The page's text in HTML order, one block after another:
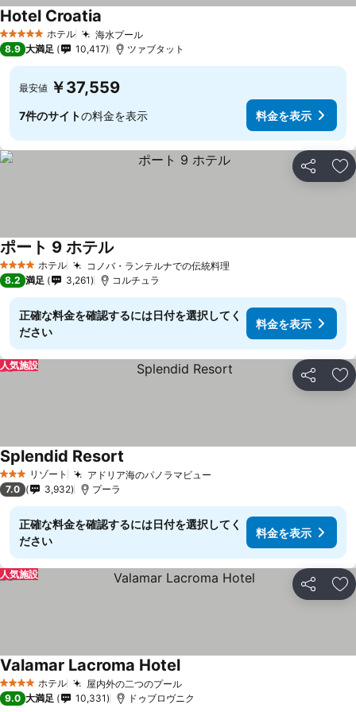
5 ホテルのランク
ホテル 海水プール料金を表示
Hotel Croatia
8.9 大満足 10,417 ツァブタット
最安値 ￥37,559
7件のサイトの料金を表示 料金を表示
シェア お
4 ホテルのランク
ホテル コノバ・ランテルナでの伝統料理料金を表示
ポート 9 ホテル
8.2 満足 3,261 コルチュラ
正確な料金を確認するには日付を選択してく
ださい
料金を表示
シェア お
人気施設
3 ホテルのランク
リゾート アドリア海のパノラマビュー
Splendid Resort
7.0 3,932 プーラ
正確な料金を確認するには日付を選択してく
ださい
料金を表示
シェア お
人気施設
4 ホテルのランク
ホテル 屋内外の二つのプール料金を表示
Valamar Lacroma Hotel料金を表示
9.0 大満足 10,331 ドゥブロヴニク